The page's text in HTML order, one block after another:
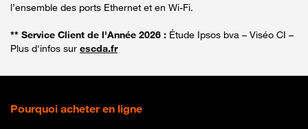
l’ensemble des ports Ethernet et en Wi-Fi.
** Service Client de l'Année 2026 : Étude Ipsos bva – Viséo CI –
Plus d'infos sur escda.fr
Pourquoi acheter en ligne